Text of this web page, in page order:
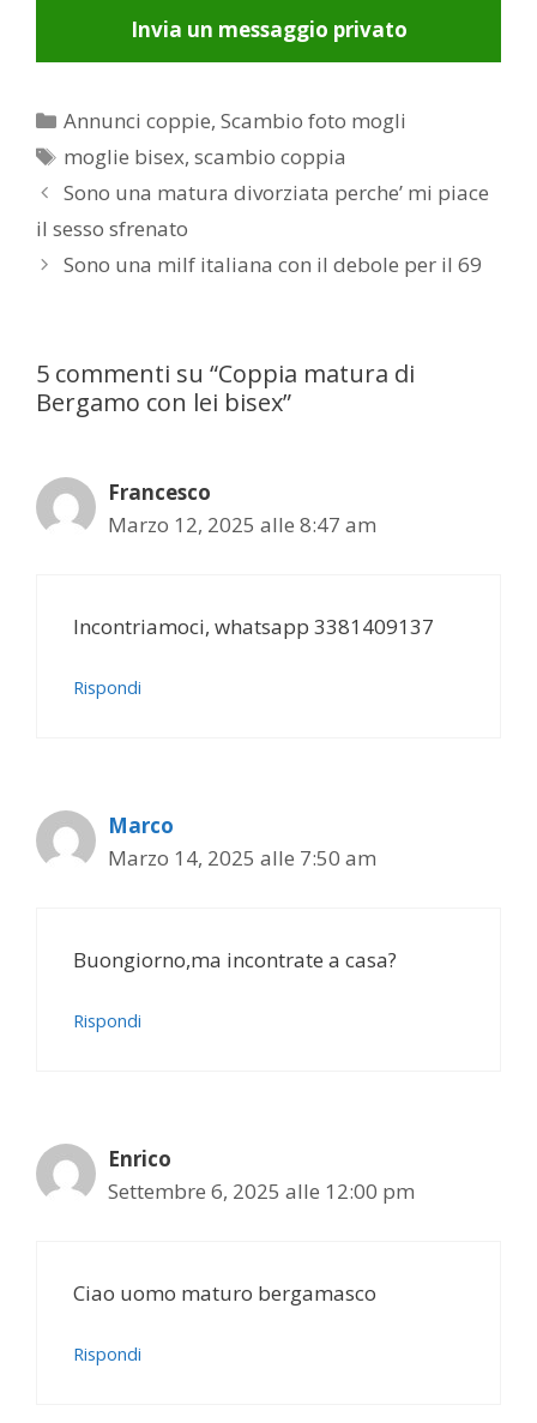
Invia un messaggio privato
Categorie
Annunci coppie,Scambio foto mogli
Tag
moglie bisex,scambio coppia
Post
navigation
Sono una matura divorziata perche’ mi piace
il sesso sfrenato
Sono una milf italiana con il debole per il 69
5 commenti su “Coppia matura di
Bergamo con lei bisex”
Francesco
Marzo 12, 2025 alle 8:47 am
Incontriamoci, whatsapp 3381409137
Rispondi
Marco
Marzo 14, 2025 alle 7:50 am
Buongiorno,ma incontrate a casa?
Rispondi
Enrico
Settembre 6, 2025 alle 12:00 pm
Ciao uomo maturo bergamasco
Rispondi